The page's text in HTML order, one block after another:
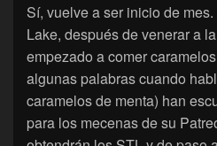
Sí, vuelve a ser inicio de
Lake, después de venerar a
empezado a comer
algunas palabras cuando
caramelos de menta) han
para los mecenas de su